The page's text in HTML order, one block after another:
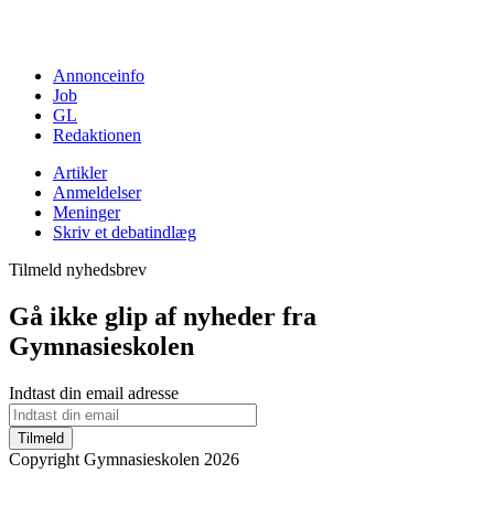
Annonceinfo
Job
GL
Redaktionen
Artikler
Anmeldelser
Meninger
Skriv et debatindlæg
Tilmeld nyhedsbrev
Gå ikke glip af nyheder fra
Gymnasieskolen
Indtast din email adresse
Tilmeld
Copyright Gymnasieskolen 2026